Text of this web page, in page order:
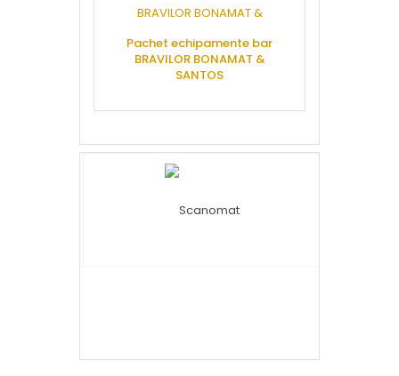
Pachet echipamente bar
BRAVILOR BONAMAT &
SANTOS